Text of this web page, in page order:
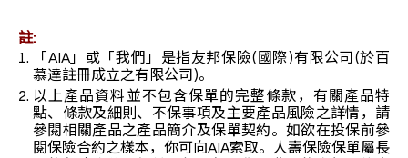
註:
「AIA」或「我們」是指友邦保險(國際)有限公司(於百
慕達註冊成立之有限公司)。
以上產品資料並不包含保單的完整條款，有關產品特
點、條款及細則、不保事項及主要產品風險之詳情，請
參閱相關產品之產品簡介及保單契約。如欲在投保前參
閱保險合約之樣本，你可向AIA索取。人壽保險保單屬長